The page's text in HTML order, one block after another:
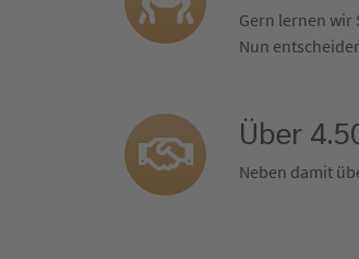
Gern lernen wir
Nun
Über
Neben damit